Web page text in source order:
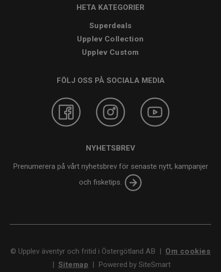
HETA KATEGORIER
Superdeals
Upplev Collection
Upplev Custom
FÖLJ OSS PÅ SOCIALA MEDIA
NYHETSBREV
Prenumerera på vårt nyhetsbrev för senaste nytt, kampanjer
och fisketips.
© Upplev äventyr och fritid i Östergötland AB | Om cookies
| Sitemap | Powered by SiteSmart